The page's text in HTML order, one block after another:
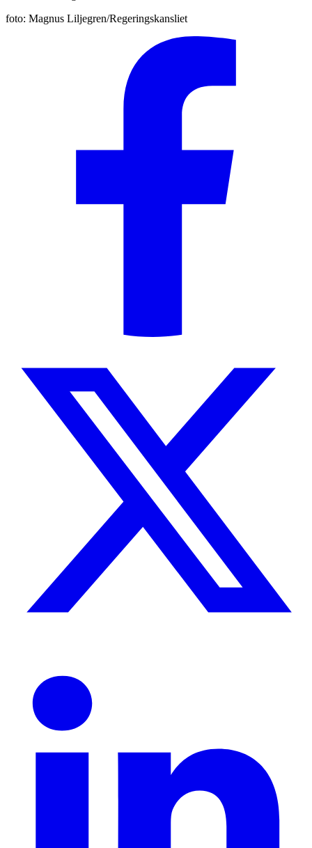
foto: Magnus Liljegren/Regeringskansliet